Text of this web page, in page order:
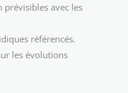
prévisibles avec les
référencés.
les évolutions